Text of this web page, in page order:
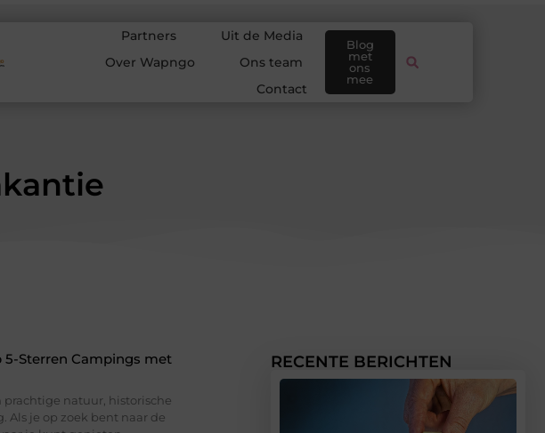
Partners
Uit de Media
Over Wapngo
Ons team
Contact
Blog
met
ons
mee
Sterren Campings met
natuur, historische
Als je op zoek bent naar de
RECENTE BERICHTEN